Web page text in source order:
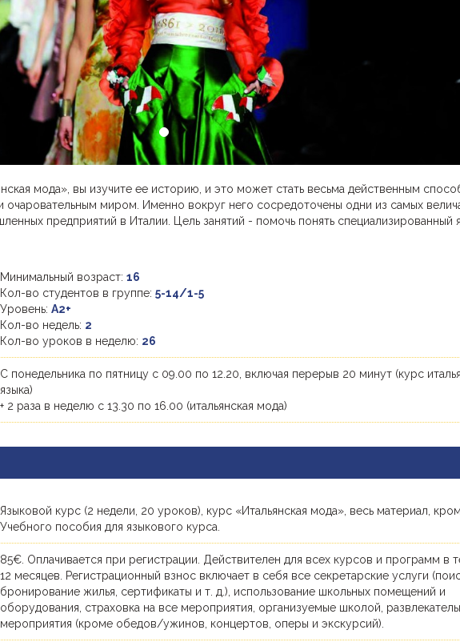
мода», вы изучите ее историю, и это может стать весьма действенным
очаровательным миром. Именно вокруг него сосредоточены одни из самых
предприятий в Италии. Цель занятий - помочь понять специализированный
Минимальный возраст:16
Кол-во студентов в группе:5-14/1-5
Уровень:A2+
Кол-во недель: 2
Кол-во уроков в неделю: 26
С понедельника по пятницу с 09.00 по 12.20, включая перерыв 20 минут (курс
языка)
+ 2 раза в неделю с 13.30 по 16.00 (итальянская мода)
Языковой курс (2 недели, 20 уроков), курс «Итальянская мода», весь материал,
Учебного пособия для языкового курса.
85€. Оплачивается при регистрации. Действителен для всех курсов и программ в
12 месяцев. Регистрационный взнос включает в себя все секретарские услуги
бронирование жилья, сертификаты и т. д.), использование школьных помещений и
оборудования, страховка на все мероприятия, организуемые школой,
мероприятия (кроме обедов/ужинов, концертов, оперы и экскурсий).